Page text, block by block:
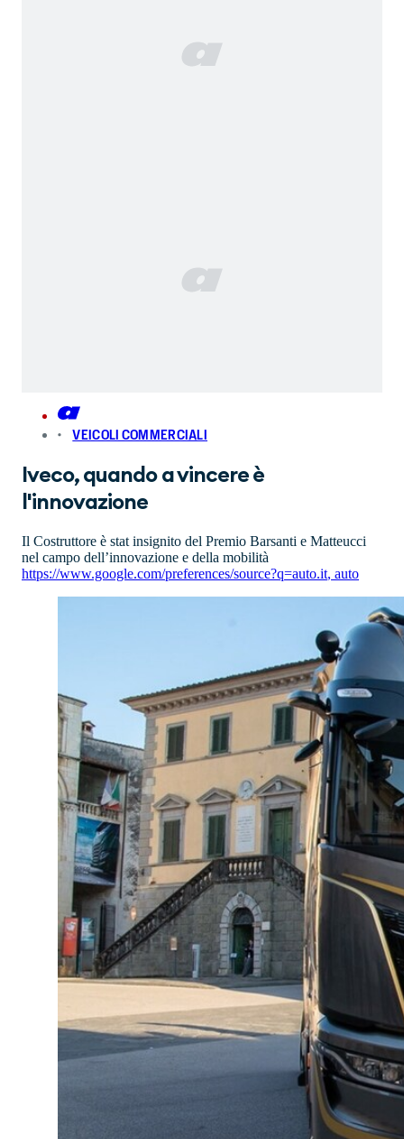
VEICOLI COMMERCIALI
Iveco, quando a vincere è
l'innovazione
Il Costruttore è stat insignito del Premio Barsanti e Matteucci
nel campo dell’innovazione e della mobilità
https://www.google.com/preferences/source?q=auto.it, auto